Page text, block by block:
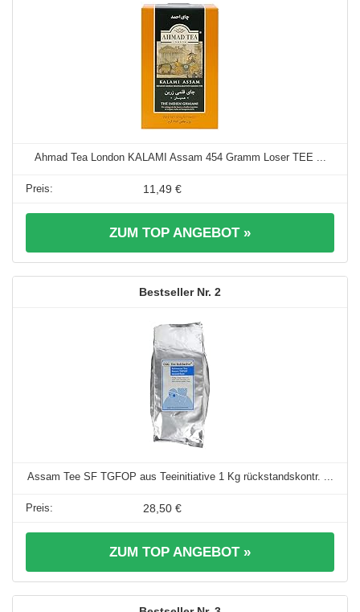
Ahmad Tea London KALAMI Assam 454 Gramm Loser TEE ...
11,49 €
ZUM TOP ANGEBOT »
2
Assam Tee SF TGFOP aus Teeinitiative 1 Kg rückstandskontr. ...
28,50 €
ZUM TOP ANGEBOT »